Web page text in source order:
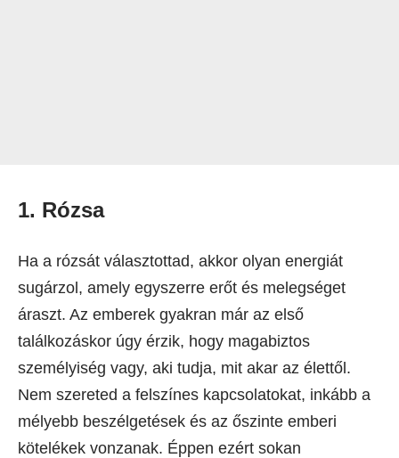
1. Rózsa
Ha a rózsát választottad, akkor olyan energiát
sugárzol, amely egyszerre erőt és melegséget
áraszt. Az emberek gyakran már az első
találkozáskor úgy érzik, hogy magabiztos
személyiség vagy, aki tudja, mit akar az élettől.
Nem szereted a felszínes kapcsolatokat, inkább a
mélyebb beszélgetések és az őszinte emberi
kötelékek vonzanak. Éppen ezért sokan